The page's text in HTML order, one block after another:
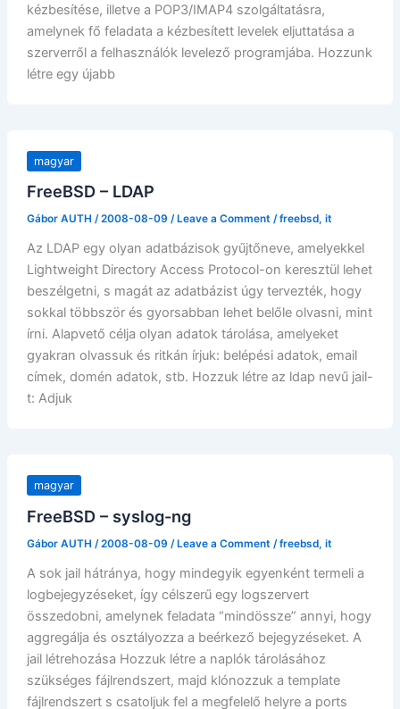
kézbesítése, illetve a POP3/IMAP4 szolgáltatásra,
amelynek fő feladata a kézbesített levelek eljuttatása a
szerverről a felhasználók levelező programjába. Hozzunk
létre egy újabb
magyar
FreeBSD – LDAP
Gábor AUTH /2008-08-09 / Leave a Comment /freebsd, it
Az LDAP egy olyan adatbázisok gyűjtőneve, amelyekkel
Lightweight Directory Access Protocol-on keresztül lehet
beszélgetni, s magát az adatbázist úgy tervezték, hogy
sokkal többször és gyorsabban lehet belőle olvasni, mint
írni. Alapvető célja olyan adatok tárolása, amelyeket
gyakran olvassuk és ritkán írjuk: belépési adatok, email
címek, domén adatok, stb. Hozzuk létre az ldap nevű jail-
t: Adjuk
magyar
FreeBSD – syslog-ng
Gábor AUTH /2008-08-09 /Leave a Comment /freebsd, it
A sok jail hátránya, hogy mindegyik egyenként termeli a
logbejegyzéseket, így célszerű egy logszervert
összedobni, amelynek feladata “mindössze” annyi, hogy
aggregálja és osztályozza a beérkező bejegyzéseket. A
jail létrehozása Hozzuk létre a naplók tárolásához
szükséges fájlrendszert, majd klónozzuk a template
fájlrendszert s csatoljuk fel a megfelelő helyre a ports